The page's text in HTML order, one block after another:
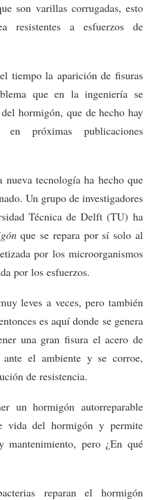
son varillas corrugadas, esto
resistentes a esfuerzos de
tiempo la aparición de fisuras
que en la ingeniería se
hormigón, que de hecho hay
próximas publicaciones
nueva tecnología ha hecho que
Un grupo de investigadores
Técnica de Delft (TU) ha
que se repara por sí solo al
por los microorganismos
por los esfuerzos.
leves a veces, pero también
es aquí donde se genera
una gran fisura el acero de
ante el ambiente y se corroe,
de resistencia.
un hormigón autorreparable
vida del hormigón y permite
mantenimiento, pero ¿En qué
reparan el hormigón